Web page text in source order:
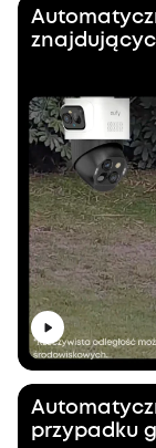
przypadku